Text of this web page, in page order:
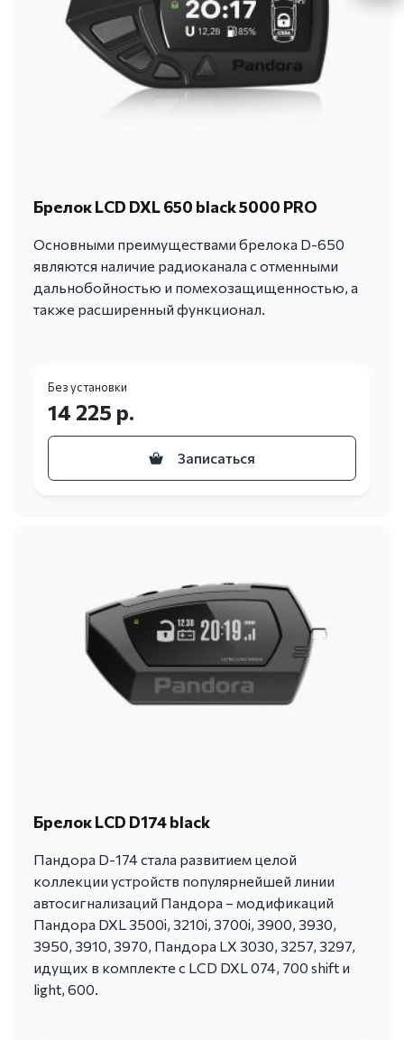
Брелок LCD DXL 650 black 5000 PRO
Основными преимуществами брелока D-650
являются наличие радиоканала с отменными
дальнобойностью и помехозащищенностью, а
также расширенный функционал.
Без установки
14 225 р.
Записаться
Брелок LCD D174 black
Пандора D-174 стала развитием целой
коллекции устройств популярнейшей линии
автосигнализаций Пандора – модификаций
Пандора DXL 3500i, 3210i, 3700i, 3900, 3930,
3950, 3910, 3970, Пандора LX 3030, 3257, 3297,
идущих в комплекте с LCD DXL 074, 700 shift и
light, 600.